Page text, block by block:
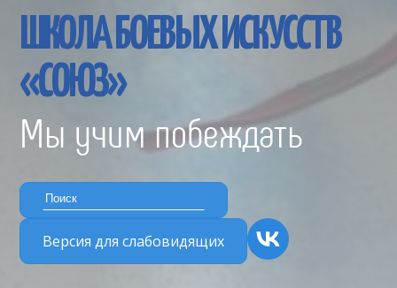
ШКОЛА БОЕВЫХ ИСКУССТВ
«СОЮЗ»
Мы учим побеждать
Версия для слабовидящих